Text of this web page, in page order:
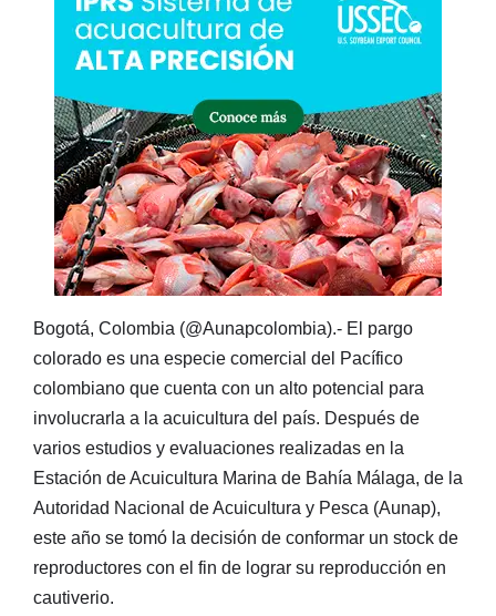
Bogotá, Colombia (@Aunapcolombia).- El pargo
colorado es una especie comercial del Pacífico
colombiano que cuenta con un alto potencial para
involucrarla a la acuicultura del país. Después de
varios estudios y evaluaciones realizadas en la
Estación de Acuicultura Marina de Bahía Málaga, de la
Autoridad Nacional de Acuicultura y Pesca (Aunap),
este año se tomó la decisión de conformar un stock de
reproductores con el fin de lograr su reproducción en
cautiverio.